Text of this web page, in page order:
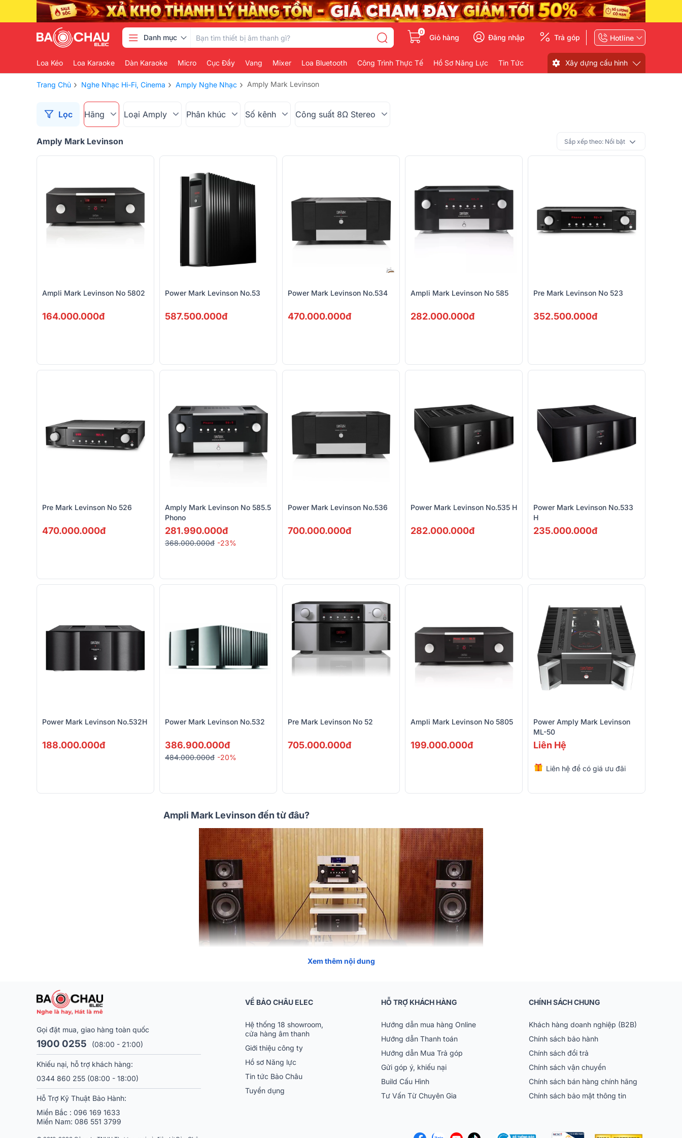
Danh mục
0
Giỏ hàng Đăng nhập Trả góp Hotline
Loa Kéo Loa Karaoke Dàn Karaoke Micro Cục Đẩy Vang Mixer Loa Bluetooth Công Trình Thực Tế Hồ Sơ Năng Lực Tin Tức Xây dựng cấu hình
Trang Chủ › Nghe Nhạc Hi-Fi, Cinema › Amply Nghe Nhạc › Amply Mark Levinson
Lọc Hãng Loại Amply Phân khúc Số kênh Công suất 8Ω Stereo
Amply Mark Levinson Sắp xếp theo: Nổi bật
Ampli Mark Levinson No 5802
164.000.000đ
Power Mark Levinson No.53
587.500.000đ
Power Mark Levinson No.534
470.000.000đ
Ampli Mark Levinson No 585
282.000.000đ
Pre Mark Levinson No 523
352.500.000đ
Pre Mark Levinson No 526
470.000.000đ
Amply Mark Levinson No 585.5
Phono
281.990.000đ
368.000.000đ -23%
Power Mark Levinson No.536
700.000.000đ
Power Mark Levinson No.535 H
282.000.000đ
Power Mark Levinson No.533
H
235.000.000đ
Power Mark Levinson No.532H
188.000.000đ
Power Mark Levinson No.532
386.900.000đ
484.000.000đ -20%
Pre Mark Levinson No 52
705.000.000đ
Ampli Mark Levinson No 5805
199.000.000đ
Power Amply Mark Levinson
ML-50
Liên Hệ
Liên hệ để có giá ưu đãi
Ampli Mark Levinson đến từ đâu?
Bên cạnh các thương hiệu đình đám đến từ Mỹ, Ampli Mark Levinsoncũng là siêu phẩm amply nghe nhạc đình
Xem thêm nội dung
Gọi đặt mua, giao hàng toàn quốc
1900 0255 (08:00 - 21:00)
Khiếu nại, hỗ trợ khách hàng:
0344 860 255 (08:00 - 18:00)
Hỗ Trợ Kỹ Thuật Bảo Hành:
Miền Bắc : 096 169 1633
Miền Nam: 086 551 3799
VỀ BẢO CHÂU ELEC
Hệ thống 18 showroom,
cửa hàng âm thanh
Giới thiệu công ty
Hồ sơ Năng lực
Tin tức Bảo Châu
Tuyển dụng
HỖ TRỢ KHÁCH HÀNG
Hướng dẫn mua hàng Online
Hướng dẫn Thanh toán
Hướng dẫn Mua Trả góp
Gửi góp ý, khiếu nại
Build Cấu Hình
Tư Vấn Từ Chuyên Gia
CHÍNH SÁCH CHUNG
Khách hàng doanh nghiệp (B2B)
Chính sách bảo hành
Chính sách đổi trả
Chính sách vận chuyển
Chính sách bán hàng chính hãng
Chính sách bảo mật thông tin